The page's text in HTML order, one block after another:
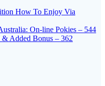
How To Enjoy Via
On-line Pokies – 544
Added Bonus – 362